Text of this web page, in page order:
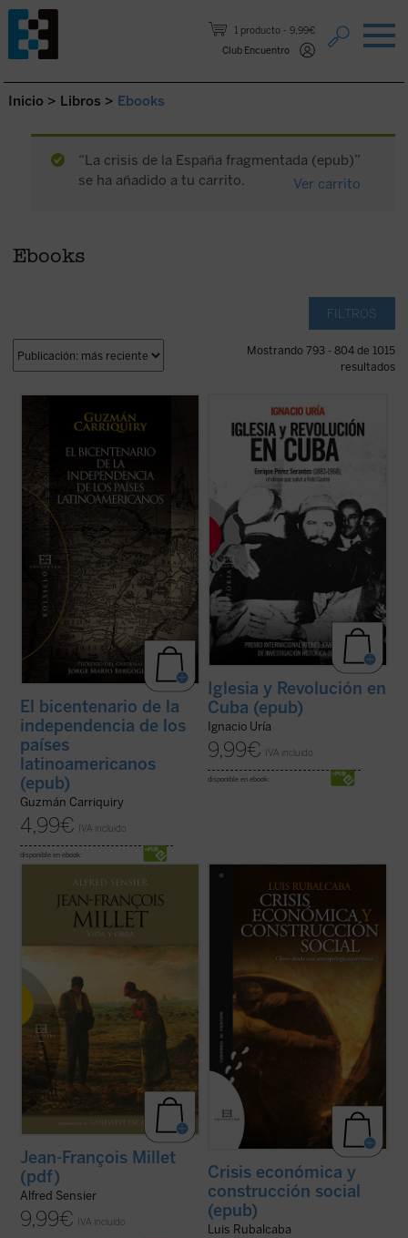
1 producto
9,99€
Club Encuentro
Saltar al contenido.
Inicio > Libros > Ebooks
“La crisis de la España fragmentada (epub)”
se ha añadido a tu carrito.
Ver carrito
Ebooks
FILTROS
Mostrando 793 - 804 de 1015
resultados
Sobre la base de numerosas
investigaciones y publicaciones
juicio sintético sobre los criterios
fundamentales para afrontar las actuales
conmemoraciones y ...(ver ficha)
El bicentenario de la
independencia de los
países
latinoamericanos
(epub)
Guzmán Carriquiry
4,99€ IVA incluido
disponible en ebook:
Premio Internacional Ateneo Jovellanos de
Santiago de Cuba, 26 de julio de 1953. Un
centenar de hombres asalta el Cuartel
Moncada, segunda fortaleza del país. El
líder rebelde es un jovencísimo Fidel ...
Iglesia y Revolución en
Cuba (epub)
Ignacio Uría
9,99€ IVA incluido
disponible en ebook:
Jean François Millet (1814-1875), criado en
un pintor realista centrado muy
singularmente en expresar su profunda
admiración por la vida de la gente humilde y
campesina en un momento en que la
sociedad ...(ver ficha)
Jean-François Millet
(pdf)
Alfred Sensier
9,99€ IVA incluido
La actual crisis económica tiene un
trasfondo antropológico. Este libro discute
las raíces tanto técnicas como culturales
que han conducido a la situación actual,
tanto en el contexto internacional como en
el caso particular de España. ... (ver ficha)
Crisis económica y
construcción social
(epub)
Luis Rubalcaba